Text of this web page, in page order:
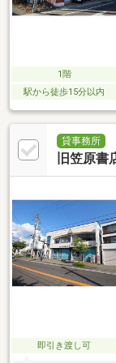
1階
駅から徒歩15分以内
貸事務所
旧笠原書
即引き渡し可